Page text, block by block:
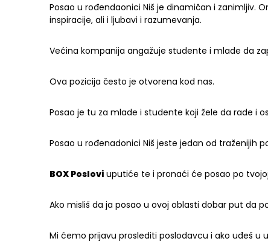
Posao u rođendaonici Niš je dinamičan i zanimljiv.
inspiracije, ali i ljubavi i razumevanja.
Većina kompanija angažuje studente i mlade da
Ova pozicija često je otvorena kod nas.
Posao je tu za mlade i studente koji žele da rade i
Posao u rođenadonici Niš jeste jedan od traženijih
BOX Poslovi uputiće te i pronaći će posao po
Ako misliš da ja posao u ovoj oblasti dobar put da
Mi ćemo prijavu proslediti poslodavcu i ako uđeš u